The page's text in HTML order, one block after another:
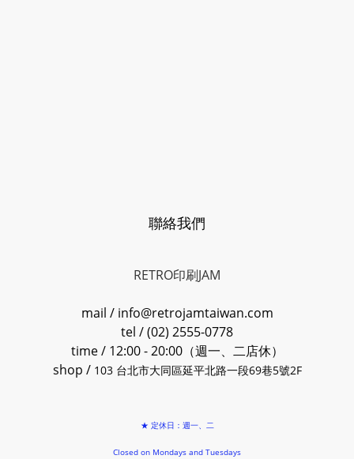
聯絡我們
RETRO印刷JAM
mail / info@retrojamtaiwan.com
tel / (02) 2555-0778
time / 12:00 - 20:00（週一、二店休）
shop / 103 台北市大同區延平北路一段69巷5號2F
★ 定休日：週一、二
Closed on Mondays and Tuesdays